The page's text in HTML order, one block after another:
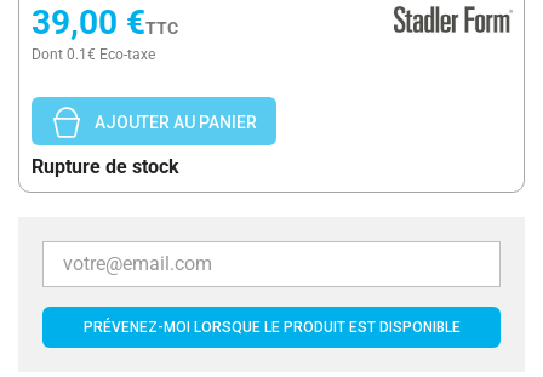
39,00 €TTC
Dont 0.1€ Eco-taxe
AJOUTER AU PANIER
Rupture de stock
PRÉVENEZ-MOI LORSQUE LE PRODUIT EST DISPONIBLE